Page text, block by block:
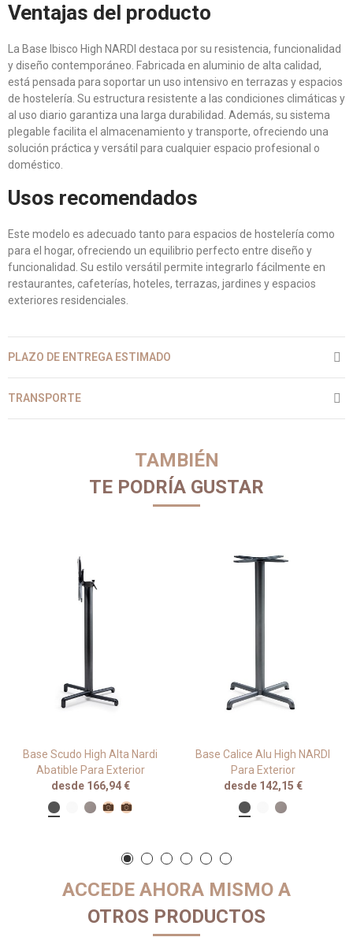
Ventajas del producto
La Base Ibisco High NARDI destaca por su resistencia, funcionalidad
y diseño contemporáneo. Fabricada en aluminio de alta calidad,
está pensada para soportar un uso intensivo en terrazas y espacios
de hostelería. Su estructura resistente a las condiciones climáticas y
al uso diario garantiza una larga durabilidad. Además, su sistema
plegable facilita el almacenamiento y transporte, ofreciendo una
solución práctica y versátil para cualquier espacio profesional o
doméstico.
Usos recomendados
Este modelo es adecuado tanto para espacios de hostelería como
para el hogar, ofreciendo un equilibrio perfecto entre diseño y
funcionalidad. Su estilo versátil permite integrarlo fácilmente en
restaurantes, cafeterías, hoteles, terrazas, jardines y espacios
exteriores residenciales.
PLAZO DE ENTREGA ESTIMADO
TRANSPORTE
TAMBIÉN
TE PODRÍA GUSTAR
Base Scudo High Alta Nardi
Abatible Para Exterior
desde 166,94 €
Base Calice Alu High NARDI
Para Exterior
desde 142,15 €
ACCEDE AHORA MISMO A
OTROS PRODUCTOS